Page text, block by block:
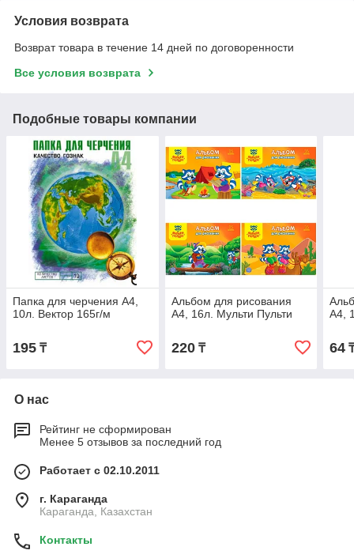
Условия возврата
Возврат товара в течение 14 дней по договоренности
Все условия возврата
Подобные товары компании
Папка для черчения А4,
10л. Вектор 165г/м
195 ₸
Альбом для рисования
А4, 16л. Мульти Пульти
220₸
А4,
64
О нас
Рейтинг не сформирован
Менее 5 отзывов за последний год
Работает с 02.10.2011
г. Караганда
Караганда, Казахстан
Контакты